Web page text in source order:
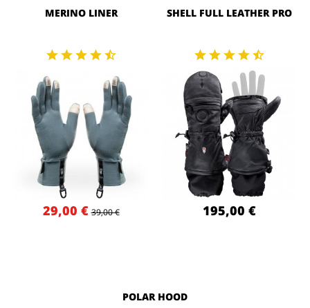
MERINO LINER
29,00 € 39,00 €
SHELL FULL LEATHER PRO
195,00 €
POLAR HOOD